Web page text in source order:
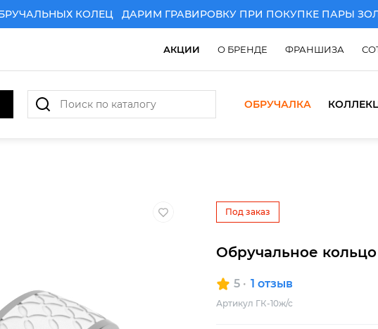
КОЛЕЦ ДАРИМ ГРАВИРОВКУ ПРИ ПОКУПКЕ ПАРЫ
АКЦИИ О БРЕНДЕ ФРАНШИЗА
ОБРУЧАЛКА
Под заказ
Обручальное
5 1 отзыв
Артикул ГК-10ж/с